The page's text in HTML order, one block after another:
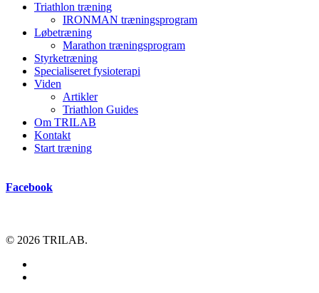
Triathlon træning
IRONMAN træningsprogram
Løbetræning
Marathon træningsprogram
Styrketræning
Specialiseret fysioterapi
Viden
Artikler
Triathlon Guides
Om TRILAB
Kontakt
Start træning
Facebook
© 2026 TRILAB.